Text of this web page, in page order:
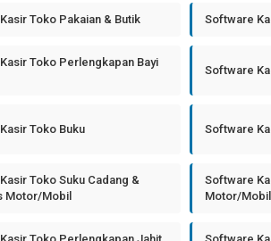
Toko Pakaian & Butik Software
Toko Perlengkapan Bayi
Software
Toko Buku Software
Toko Suku Cadang &
Motor/Mobil
Software
Motor/Mobil